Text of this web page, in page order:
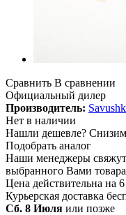
Сравнить В сравнении
Официальный дилер
Производитель:
Нет в наличии
Нашли дешевле?
Подобрать аналог
Наши менеджеры
выбранного Вами
Цена действительна на
Курьерская доставка
Сб. 8 Июля или позже